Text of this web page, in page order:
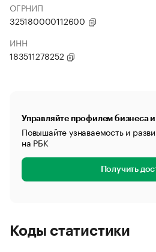
ОГРНИП
325180000112600
ИНН
183511278252
Управляйте профилем бизнеса
Повышайте узнаваемость и
на РБК
Получить
Коды статистики